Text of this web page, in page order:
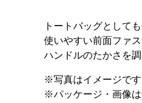
トートバッグとしても
使いやすい前面ファ
ハンドルのたかさを調
※写真はイメージです
※パッケージ・画像は